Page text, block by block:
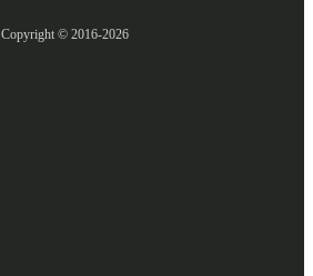
Copyright © 2016-2026